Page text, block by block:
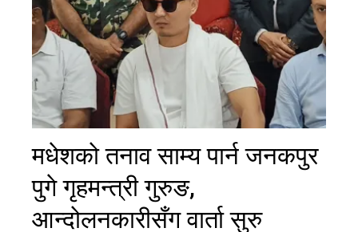
मधेशको तनाव साम्य पार्न जनकपुर
पुगे गृहमन्त्री गुरुङ,
आन्दोलनकारीसँग वार्ता सुरु